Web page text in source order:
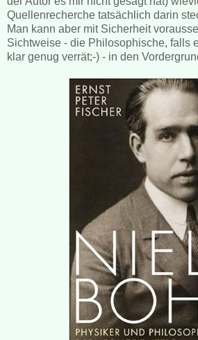
Quellenrecherche tatsächlich darin
Man kann aber mit Sicherheit
Sichtweise - die Philosophische, falls
klar genug verrät;-) - in den